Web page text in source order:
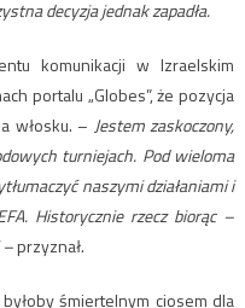
decyzja jednak zapadła.
komunikacji w Izraelskim
portalu „Globes”, że pozycja
włosku. – Jestem zaskoczony,
turniejach. Pod wieloma
naszymi działaniami i
Historycznie rzecz biorąc –
–przyznał.
śmiertelnym ciosem dla